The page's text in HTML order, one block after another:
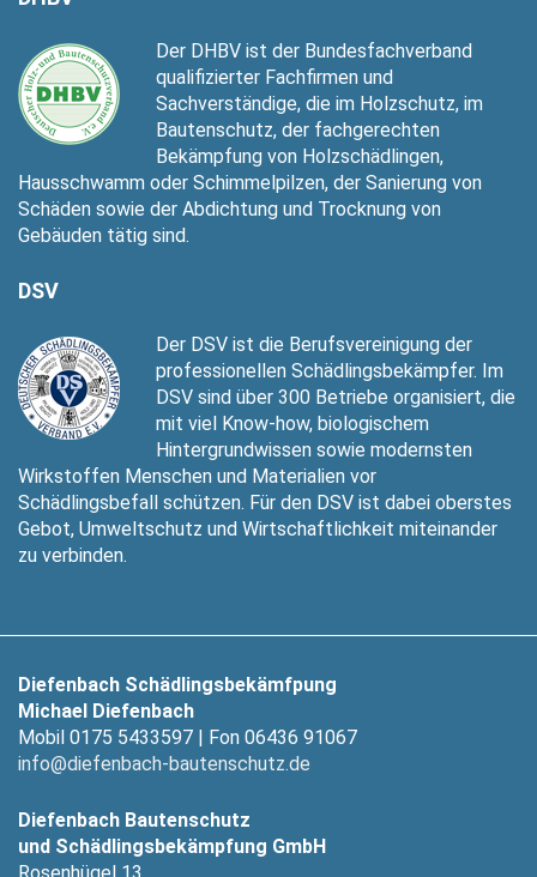
Der DHBV ist der Bundesfachverband
qualifizierter Fachfirmen und
Sachverständige, die im Holzschutz, im
Bautenschutz, der fachgerechten
Bekämpfung von Holzschädlingen,
Hausschwamm oder Schimmelpilzen, der Sanierung von
Schäden sowie der Abdichtung und Trocknung von
Gebäuden tätig sind.
DSV
Der DSV ist die Berufsvereinigung der
professionellen Schädlingsbekämpfer. Im
DSV sind über 300 Betriebe organisiert, die
mit viel Know-how, biologischem
Hintergrundwissen sowie modernsten
Wirkstoffen Menschen und Materialien vor
Schädlingsbefall schützen. Für den DSV ist dabei oberstes
Gebot, Umweltschutz und Wirtschaftlichkeit miteinander
zu verbinden.
Diefenbach Schädlingsbekämfpung
Michael Diefenbach
Mobil 0175 5433597 | Fon 06436 91067
info@diefenbach-bautenschutz.de
Diefenbach Bautenschutz
und Schädlingsbekämpfung GmbH